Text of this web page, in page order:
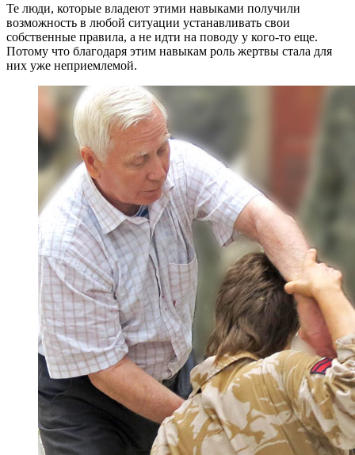
Те люди, которые владеют этими навыками получили
возможность в любой ситуации устанавливать свои
собственные правила, а не идти на поводу у кого-то еще.
Потому что благодаря этим навыкам роль жертвы стала для
них уже неприемлемой.